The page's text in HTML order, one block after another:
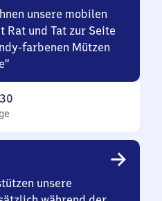
unsere mobilen
und Tat zur Seite
farbenen Mützen
unsere